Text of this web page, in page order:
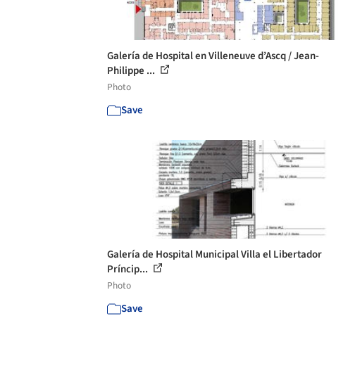
Galería de Hospital en Villeneuve d’Ascq / Jean-
Philippe ...
Photo
Save
Galería de Hospital Municipal Villa el Libertador
Príncip...
Photo
Save